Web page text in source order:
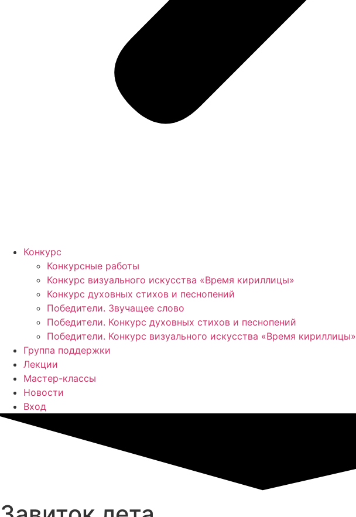
Конкурс
Конкурсные работы
Конкурс визуального искусства «Время кириллицы»
Конкурс духовных стихов и песнопений
Победители. Звучащее слово
Победители. Конкурс духовных стихов и песнопений
Победители. Конкурс визуального искусства «Время кириллицы»
Группа поддержки
Лекции
Мастер-классы
Новости
Вход